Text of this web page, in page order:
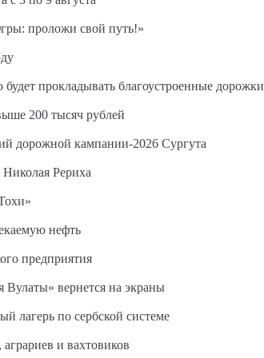
проложи свой путь!»
прокладывать благоустроенные дорожки
200 тысяч рублей
дорожной кампании-2026 Сургута
Рериха
нефть
предприятия
вернется на экраны
лагерь по сербской системе
и вахтовиков